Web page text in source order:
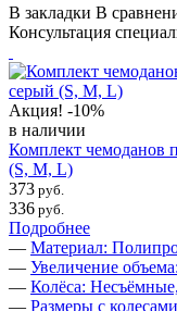
В закладки В
Консультация
Акция! -10%
в наличии
Комплект чемоданов
(S, M, L)
373 руб.
336 руб.
Подробнее
— Материал:
— Увеличение
— Колёса:
— Размеры с